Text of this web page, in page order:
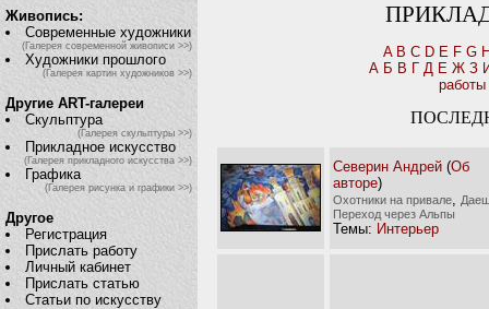
Живопись:
Современные художники
(Галерея современной живописи >>)
Художники прошлого
(Галерея картин художников >>)
Другие ART-галереи
Скульптура
(Галерея скульптуры >>)
Прикладное искусство
(Галерея прикладного искусства >>)
Графика
(Галерея рисунка и графики >>)
Другое
Регистрация
Прислать работу
Личный кабинет
Прислать статью
Статьи по искусству
A B C D E F G
А Б В Г Д Е Ж З
работы
Северин Андрей (Об
авторе)
Охотники на привале
Переход через Альпы
Темы: Интерьер